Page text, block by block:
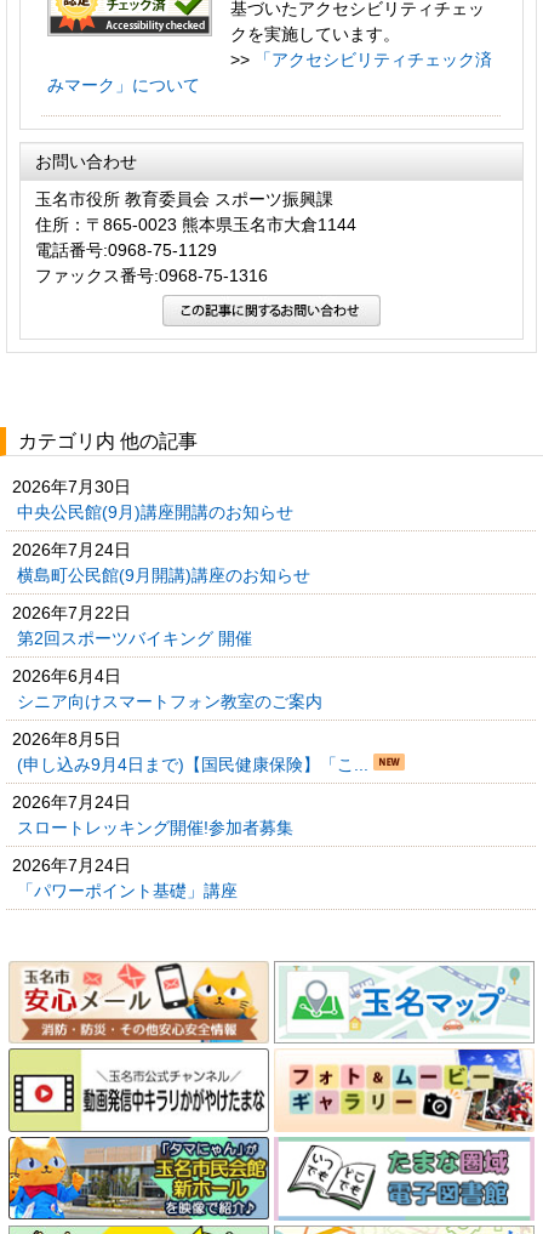
基づいたアクセシビリティチェッ
クを実施しています。
>>
「アクセシビリティチェック済
みマーク」について
お問い合わせ
玉名市役所 教育委員会 スポーツ振興課
住所：〒865-0023 熊本県玉名市大倉1144
電話番号:0968-75-1129
ファックス番号:0968-75-1316
カテゴリ内 他の記事
2026年7月30日
中央公民館(9月)講座開講のお知らせ
2026年7月24日
横島町公民館(9月開講)講座のお知らせ
2026年7月22日
第2回スポーツバイキング 開催
2026年6月4日
シニア向けスマートフォン教室のご案内
2026年8月5日
(申し込み9月4日まで)【国民健康保険】「こ...
2026年7月24日
スロートレッキング開催!参加者募集
2026年7月24日
「パワーポイント基礎」講座